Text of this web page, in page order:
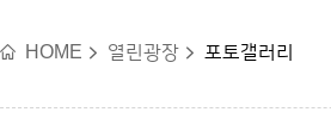
HOME 열린광장 포토갤러리